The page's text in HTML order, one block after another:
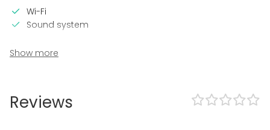
Wi-Fi
Sound system
Event types
Spa / Wellness / Sauna
Dinner / Lunch
Show more
Reviews